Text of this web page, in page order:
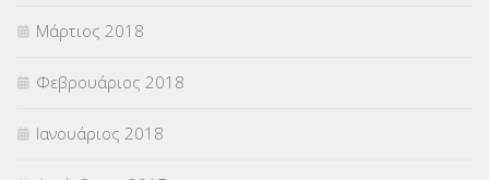
Μάρτιος 2018
Φεβρουάριος 2018
Ιανουάριος 2018